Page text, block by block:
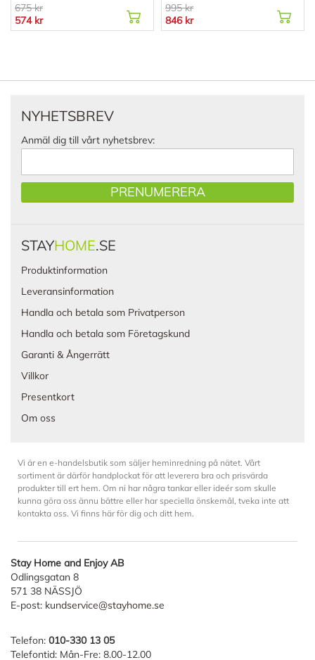
675 kr
574 kr
995 kr
846 kr
NYHETSBREV
Anmäl dig till vårt nyhetsbrev:
PRENUMERERA
STAYHOME.SE
Produktinformation
Leveransinformation
Handla och betala som Privatperson
Handla och betala som Företagskund
Garanti & Ångerrätt
Villkor
Presentkort
Om oss
Vi är en e-handelsbutik som säljer heminredning på nätet. Vårt
sortiment är därför handplockat för att leverera bra och prisvärda
produkter till ert hem. Om ni har några tankar eller ideér som skulle
kunna göra oss ännu bättre eller har speciella önskemål, tveka inte att
kontakta oss. Vi finns här för dig och ditt hem.
Stay Home and Enjoy AB
Odlingsgatan 8
571 38 NÄSSJÖ
E-post: kundservice@stayhome.se
Telefon: 010-330 13 05
Telefontid: Mån-Fre: 8.00-12.00